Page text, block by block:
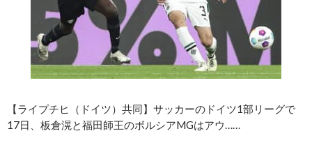
【ライプチヒ（ドイツ）共同】サッカーのドイツ1部リーグで
17日、板倉滉と福田師王のボルシアMGはアウ……